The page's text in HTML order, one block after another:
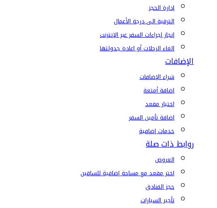
إدارة الحجز
الترقية إلى درجة الأعمال
إنجاز إجراءات السفر عبر الإنترنت
إلغاء الرحلات أو إعادة جدولتها
الإضافات
شراء الإضافات
إضافة أمتعة
اختيار مقعد
إضافة تأمين السفر
خدمات إضافية
روابط ذات صلة
العروض
اختر مقعد مع مساحة إضافية للساقين
حجز الفنادق
تأجير السيارات